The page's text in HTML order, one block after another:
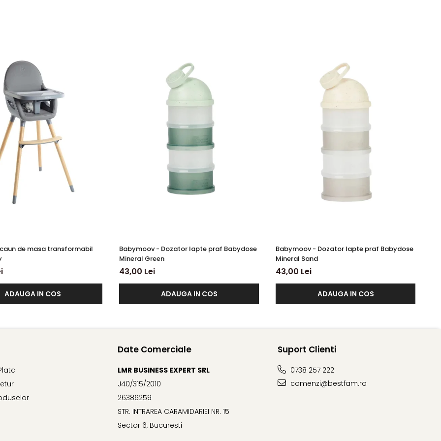
acesteia), cu ajutorul servetelului vom presa tetina pana cand apa este eliminat
de masa transformabil
ADAUGA IN COS
Babymoov - Dozator lapte praf Babydose
Mineral Green
43,00 Lei
ADAUGA IN COS
Babymoov - Dozator lapte praf Babydose
Mineral Sand
43,00 Lei
ADAUGA IN COS
Date Comerciale
LMR BUSINESS EXPERT SRL
J40/315/2010
26386259
STR. INTRAREA CARAMIDARIEI NR. 15
Sector 6, Bucuresti
Suport Clienti
0738 257 222
comenzi@bestfam.ro